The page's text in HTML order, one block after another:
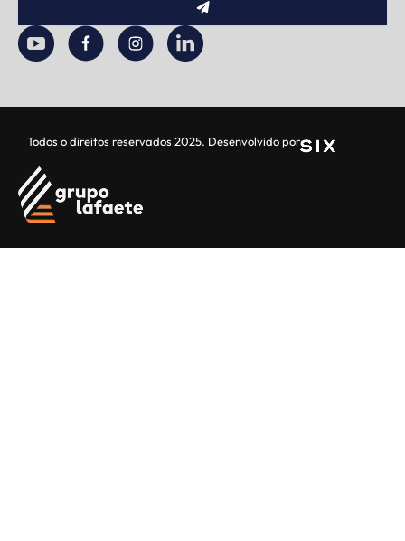
Todos o direitos reservados 2025. Desenvolvido por